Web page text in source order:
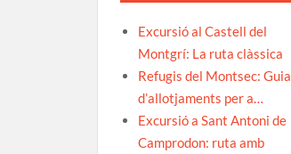
Excursió al Castell del
Montgrí: La ruta clàssica
Refugis del Montsec: Guia
d’allotjaments per a…
Excursió a Sant Antoni de
Camprodon: ruta amb